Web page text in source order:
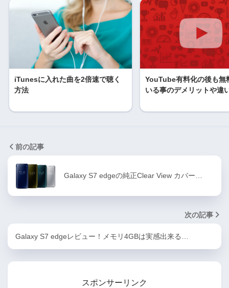
iTunesに入れた曲を2倍速で聴く
方法
YouTube有料化の後も無
いる事のデメリットや違
前の記事
Galaxy S7 edgeの純正Clear View カバー…
次の記事
Galaxy S7 edgeレビュー！メモリ4GBは実感出来る…
スポンサーリンク